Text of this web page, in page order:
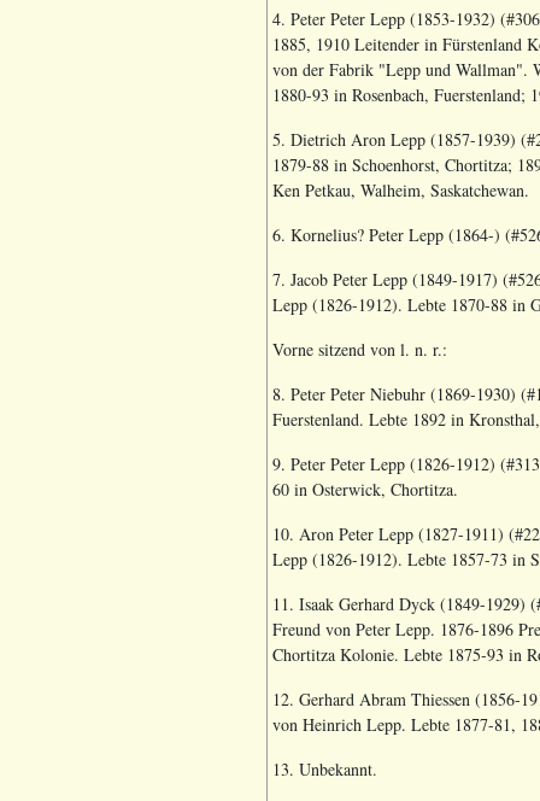
4. Peter Peter Lepp (1853-1932)
1885, 1910 Leitender in Fürstenland
von der Fabrik "Lepp und Wallman".
1880-93 in Rosenbach, Fuerstenland;
5. Dietrich Aron Lepp (1857-1939)
1879-88 in Schoenhorst, Chortitza;
Ken Petkau, Walheim, Saskatchewan.
6. Kornelius? Peter Lepp (1864-)
7. Jacob Peter Lepp (1849-1917)
Lepp (1826-1912). Lebte 1870-88 in
Vorne sitzend von l. n. r.:
8. Peter Peter Niebuhr (1869-1930)
Fuerstenland. Lebte 1892 in
9. Peter Peter Lepp (1826-1912)
60 in Osterwick, Chortitza.
10. Aron Peter Lepp (1827-1911)
Lepp (1826-1912). Lebte 1857-73 in
11. Isaak Gerhard Dyck (1849-1929)
Freund von Peter Lepp. 1876-1896
Chortitza Kolonie. Lebte 1875-93 in
12. Gerhard Abram Thiessen (1856-
von Heinrich Lepp. Lebte 1877-81,
13. Unbekannt.